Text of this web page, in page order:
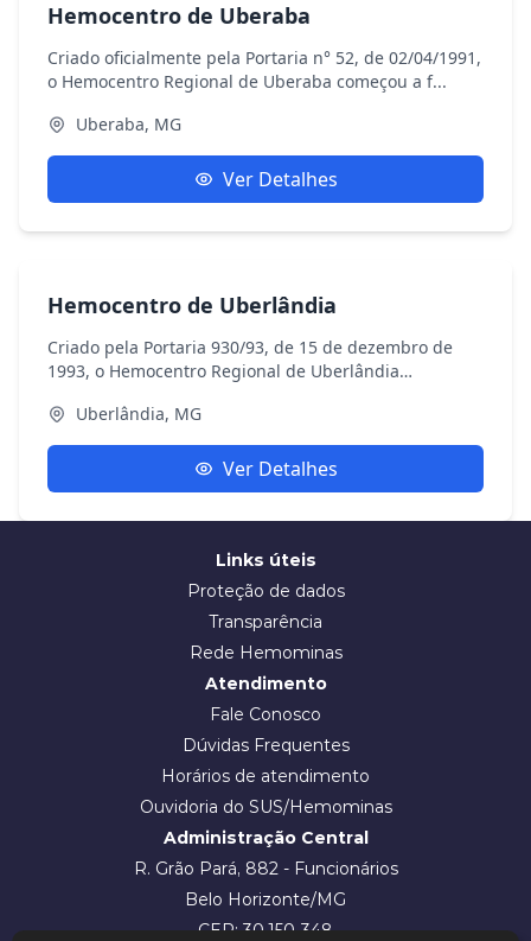
Hemocentro de Uberaba
Criado oficialmente pela Portaria n° 52, de 02/04/1991,
o Hemocentro Regional de Uberaba começou a f...
Uberaba, MG
Ver Detalhes
Hemocentro de Uberlândia
Criado pela Portaria 930/93, de 15 de dezembro de
1993, o Hemocentro Regional de Uberlândia
Uberlândia, MG
Ver Detalhes
Links úteis
Proteção de dados
Transparência
Rede Hemominas
Atendimento
Fale Conosco
Dúvidas Frequentes
Horários de atendimento
Ouvidoria do SUS/Hemominas
Administração Central
R. Grão Pará, 882 - Funcionários
Belo Horizonte/MG
CEP: 30.150-348